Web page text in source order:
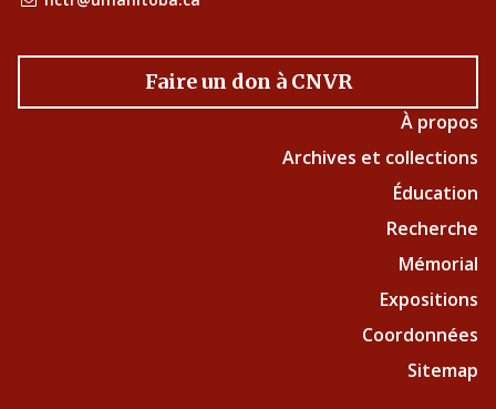
Faire un don à CNVR
À propos
Archives et collections
Éducation
Recherche
Mémorial
Expositions
Coordonnées
Sitemap